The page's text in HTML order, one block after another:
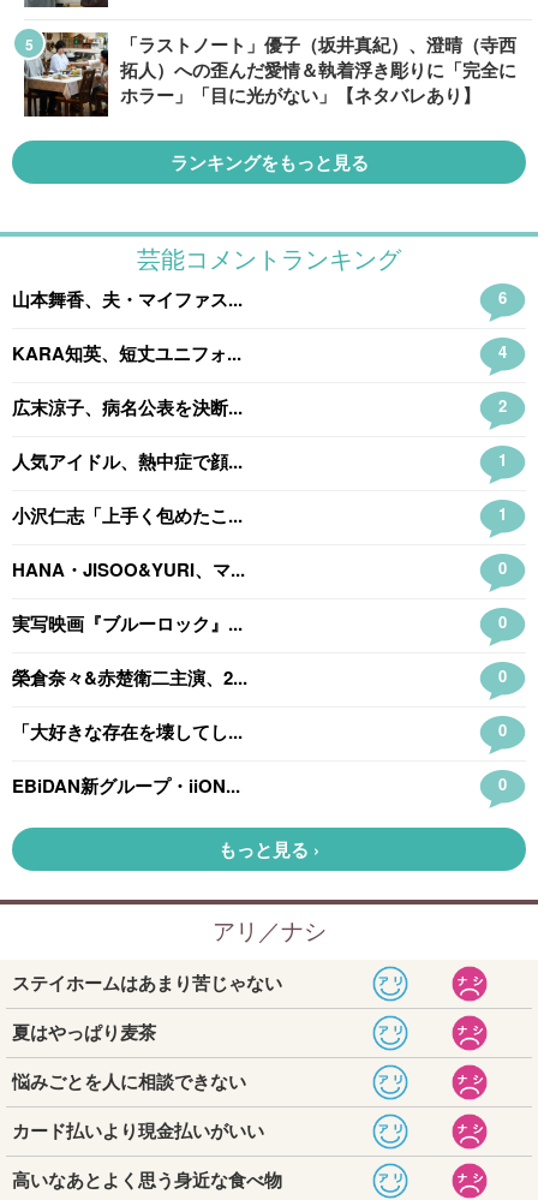
「ラストノート」優子（坂井真紀）、澄晴（寺西
拓人）への歪んだ愛情＆執着浮き彫りに「完全に
ホラー」「目に光がない」【ネタバレあり】
ランキングをもっと見る